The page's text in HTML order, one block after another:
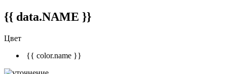
{{ data.NAME }}
Цвет
{{ color.name }}